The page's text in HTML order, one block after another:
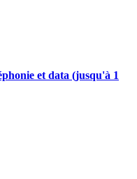
et data (jusqu'à 1